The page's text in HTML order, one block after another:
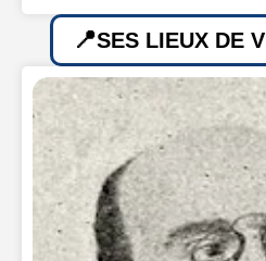
SES LIEUX DE